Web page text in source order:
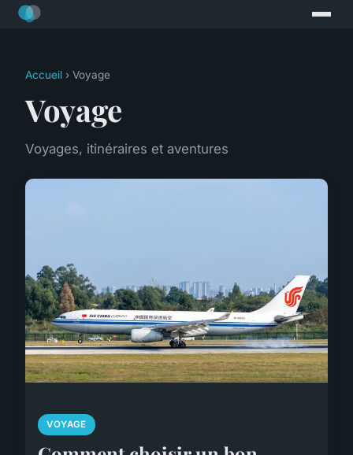
Accueil › Voyage
Voyage
Voyages, itinéraires et aventures
VOYAGE